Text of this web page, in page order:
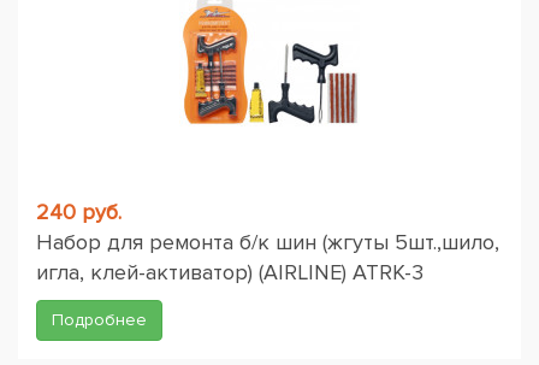
240 руб.
Набор для ремонта б/к шин (жгуты 5шт.,шило,
игла, клей-активатор) (AIRLINE) ATRK-3
Подробнее